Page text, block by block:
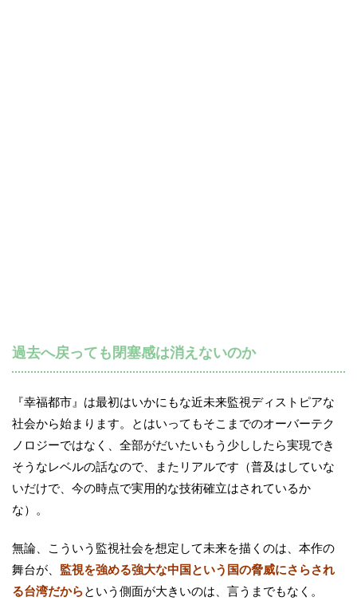
過去へ戻っても閉塞感は消えないのか
『幸福都市』は最初はいかにもな近未来監視ディストピアな
社会から始まります。とはいってもそこまでのオーバーテク
ノロジーではなく、全部がだいたいもう少ししたら実現でき
そうなレベルの話なので、またリアルです（普及はしていな
いだけで、今の時点で実用的な技術確立はされているか
な）。
無論、こういう監視社会を想定して未来を描くのは、本作の
舞台が、 監視を強める強大な中国という国の脅威にさらされ
る台湾だからという側面が大きいのは、言うまでもなく。